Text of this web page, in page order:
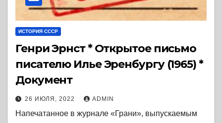
ИСТОРИЯ СССР
Генри Эрнст * Открытое письмо
писателю Илье Эренбургу (1965) *
Документ
26 ИЮЛЯ, 2022 ADMIN
Напечатанное в журнале «Грани», выпускаемым